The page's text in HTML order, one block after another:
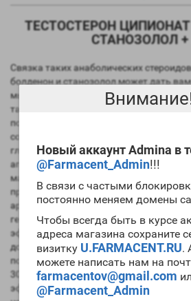
Новый аккаунт Admina в
@Farmacent_Admin!!!
В связи с частыми
постоянно меняем домены
Чтобы всегда быть в курсе
адреса магазина сохраните
визитку U.FARMACENT.RU.
можете написать нам на
farmacentov@gmail.com
@Farmacent_Admin
ТЕСТОСТЕРОН
СТАНОЗОЛОЛ +
Связка таких анаболических
болденон и станозолол может дать
мышечной массы с минимальными
таким же небольшим откатом после
подходит для атлетов в межсезонье
сохранения ее качества. Станозолол в
глобулин даст возможность
аппетитом который будет от
массы вам обеспечен. Конечно же на
принимать анастрозол, ведь
ароматизируется в эстрогены и может
генекомастии, отечности или
эфир ципионата заставляет делать
дозировками 200мг тестостерона
подключаем по 500мг в неделю и
30мг в сутки разбивая на 3 приема.
эффектов не следует ждать если все